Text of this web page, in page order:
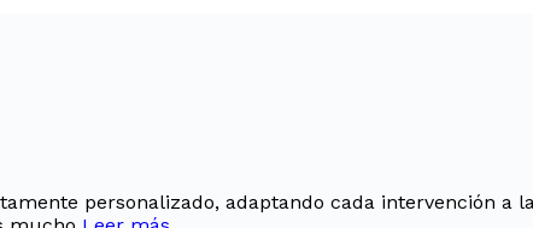
personalizado, adaptando cada intervención a